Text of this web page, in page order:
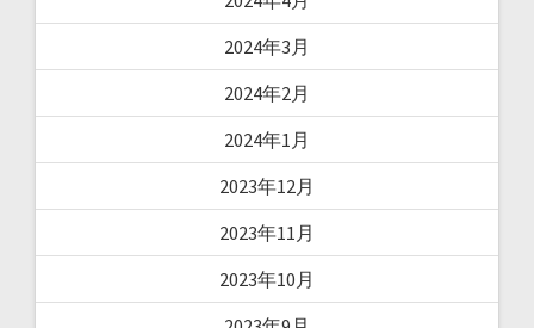
2024年3月
2024年2月
2024年1月
2023年12月
2023年11月
2023年10月